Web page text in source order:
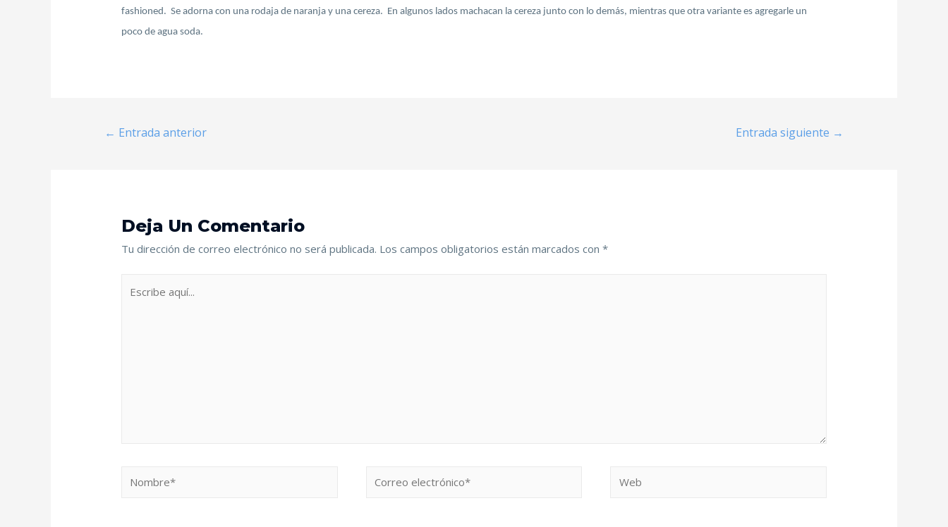
fashioned. Se adorna con una rodaja de naranja y una cereza. En algunos lados machacan la cereza junto con lo demás, mientras que otra variante es agregarle un
poco de agua soda.
← Entrada anterior Entrada siguiente →
Deja Un Comentario
Tu dirección de correo electrónico no será publicada. Los campos obligatorios están marcados con*